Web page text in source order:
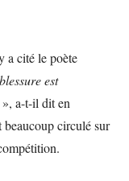
a cité le poète
est
», a-t-il dit en
beaucoup circulé sur